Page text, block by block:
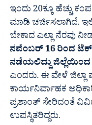
ಇಂದು 20ಕ್ಕೂ ಹೆಚ್ಚು
ಮಾಡಿ ಚರ್ಚಿಸಲಾಗಿದೆ.
ಬೇಕಾದ ಎಲ್ಲಾ ನೆರವು
ನವೆಂಬರ್ 16 ರಿಂದ ಟೆಕ್
ನಡೆಯಲಿದ್ದು ಜಿಲ್ಲೆಯಿಂದ
ಎಂದರು. ಈ ವೇಳೆ
ಕಾರ್ಯನಿರ್ವಾಹಕ
ಪ್ರಶಾಂತ್ ಸೇರಿದಂತೆ
ಉಪಸ್ಥಿತರಿದ್ದರು.